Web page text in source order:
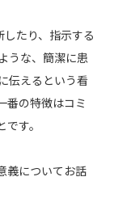
たり、指示する
うな、簡潔に患
伝えるという看
番の特徴はコミ
す。
義についてお話